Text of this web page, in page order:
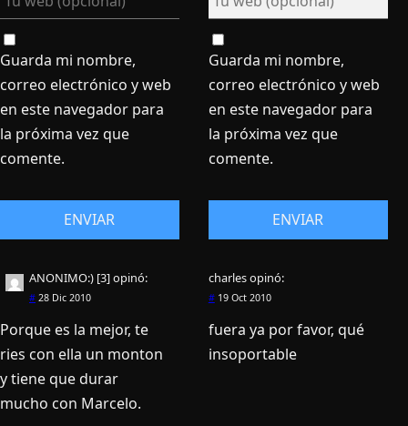
Guarda mi nombre,
correo electrónico y web
en este navegador para
la próxima vez que
comente.
ANONIMO:) [3]opinó:
# 28 Dic 2010
Porque es la mejor, te
ries con ella un monton
y tiene que durar
mucho con Marcelo.
Guarda mi nombre,
correo electrónico y web
en este navegador para
la próxima vez que
comente.
charlesopinó:
#19 Oct 2010
fuera ya por favor, qué
insoportable